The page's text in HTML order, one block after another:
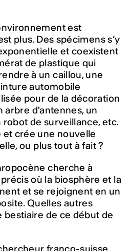
est
plus. Des spécimens s’y
et coexistent
de plastique qui
à un caillou, une
automobile
pour de la décoration
arbre d'antennes, un
de surveillance, etc.
et crée une nouvelle
ou plus tout à fait ?
cherche à
où la biosphère et la
et se rejoignent en un
Quelles autres
de ce début de
franco-suisse,